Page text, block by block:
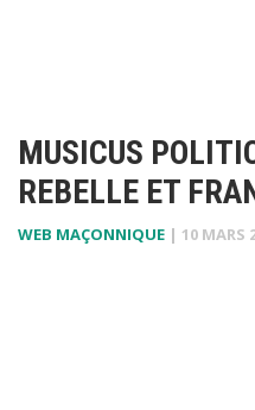
MUSICUS
REBELLE ET
WEB MAÇONNIQUE | 10 MARS